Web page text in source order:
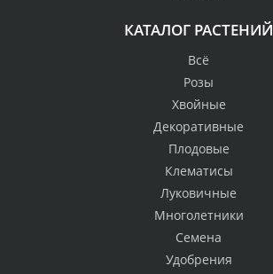
КАТАЛОГ РАСТЕНИЙ
Всё
Розы
Хвойные
Декоративные
Плодовые
Клематисы
Луковичные
Многолетники
Семена
Удобрения